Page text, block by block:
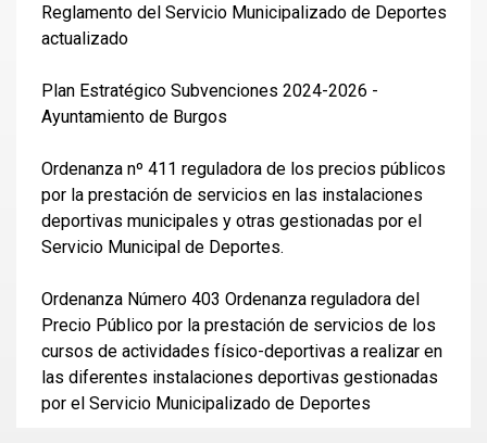
Reglamento del Servicio Municipalizado de Deportes
actualizado
Plan Estratégico Subvenciones 2024-2026 -
Ayuntamiento de Burgos
Ordenanza nº 411 reguladora de los precios públicos
por la prestación de servicios en las instalaciones
deportivas municipales y otras gestionadas por el
Servicio Municipal de Deportes.
Ordenanza Número 403 Ordenanza reguladora del
Precio Público por la prestación de servicios de los
cursos de actividades físico-deportivas a realizar en
las diferentes instalaciones deportivas gestionadas
por el Servicio Municipalizado de Deportes